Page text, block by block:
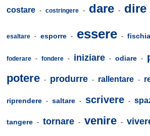
costare - costringere - dare - dire
esaltare - esporre - essere -
foderare - fondere - iniziare - odiare -
potere - produrre - rallentare -
riprendere - saltare - scrivere -
tangere - tornare - venire -